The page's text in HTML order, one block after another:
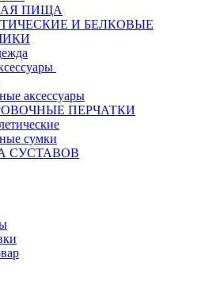
ПИЩА
И БЕЛКОВЫЕ
аксессуары
ПЕРЧАТКИ
сумки
СУСТАВОВ